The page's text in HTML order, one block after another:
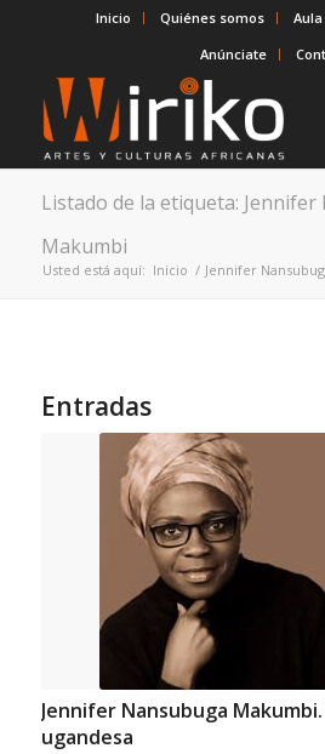
Inicio Quiénes somos
Anúnciate
Listado de la etiqueta:
Makumbi
Usted está aquí: Inicio / Jennifer
Entradas
Jennifer Nansubuga
ugandesa